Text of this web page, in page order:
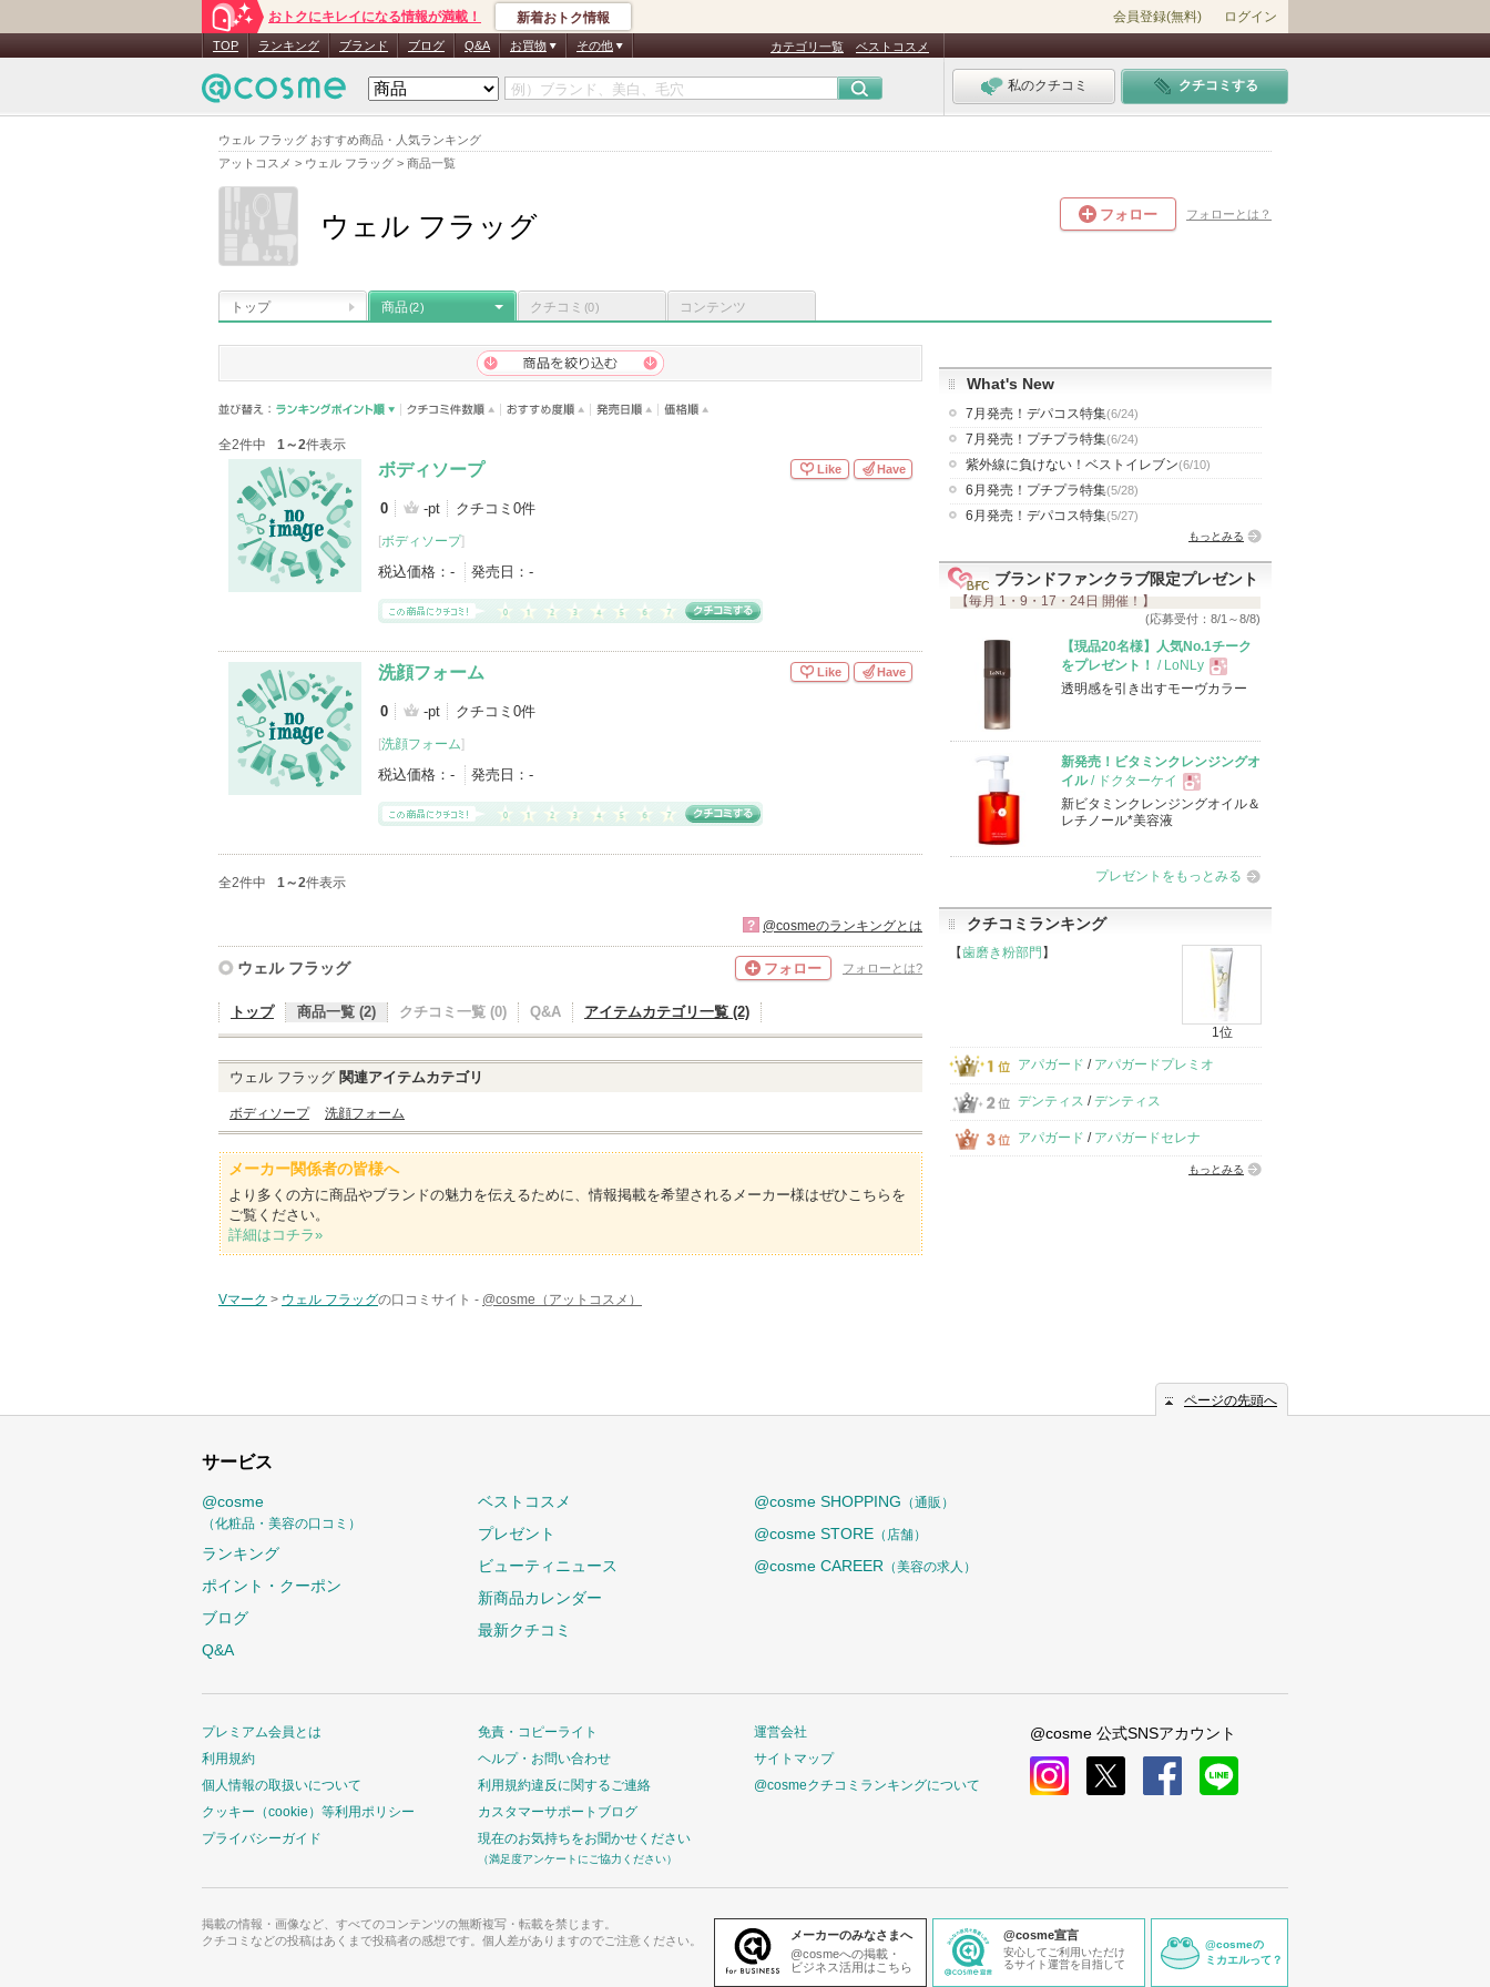
ウェル フラッグ おすすめ商品・人気ランキング
アットコスメ > ウェル フラッグ > 商品一覧
おトクにキレイになる情報が満載！ 新着おトク情報 会員登録(無料) ログイン
TOP ランキング ブランド ブログ Q&A お買物 その他 カテゴリ一覧 ベストコスメ
私のクチコミ クチコミする
ウェル フラッグ フォロー フォローとは？
トップ 商品(2) クチコミ (0) コンテンツ
全2件中 1～2件表示
ボディソープ
0 -pt クチコミ0件
[ボディソープ]
税込価格： - 発売日： -
Like Have
洗顔フォーム
0 -pt クチコミ0件
[洗顔フォーム]
税込価格： - 発売日： -
Like Have
全2件中 1～2件表示
? @cosmeのランキングとは
ウェル フラッグ フォロー フォローとは?
トップ 商品一覧 (2) クチコミ一覧 (0) Q&A アイテムカテゴリ一覧 (2)
ウェル フラッグ 関連アイテムカテゴリ
ボディソープ 洗顔フォーム
メーカー関係者の皆様へ
より多くの方に商品やブランドの魅力を伝えるために、情報掲載を希望されるメーカー様はぜひこちらを
ご覧ください。
詳細はコチラ»
Vマーク > ウェル フラッグの口コミサイト - @cosme（アットコスメ）
What's New
7月発売！デパコス特集(6/24)
7月発売！プチプラ特集(6/24)
紫外線に負けない！ベストイレブン(6/10)
6月発売！プチプラ特集(5/28)
6月発売！デパコス特集(5/27)
もっとみる
ブランドファンクラブ限定プレゼント
【毎月 1・9・17・24日 開催！】
(応募受付：8/1～8/8)
【現品20名様】人気No.1チーク
をプレゼント！
/ LoNLy
現
品
透明感を引き出すモーヴカラー
新発売！ビタミンクレンジングオ
イル/ ドクターケイ
現
新ビタミンクレンジングオイル＆
レチノール*美容液
プレゼントをもっとみる
クチコミランキング
【歯磨き粉部門 】
1位
アパガード / アパガードプレミオ
デンティス /デンティス
アパガード / アパガードセレナ
もっとみる
ページの先頭へ
サービス
@cosme
（化粧品・美容の口コミ）
ランキング
ポイント・クーポン
ブログ
Q&A
ベストコスメ
プレゼント
ビューティニュース
新商品カレンダー
最新クチコミ
@cosme SHOPPING （通販）
@cosme STORE （店舗）
@cosme CAREER （美容の求人）
プレミアム会員とは
利用規約
個人情報の取扱いについて
クッキー（cookie）等利用ポリシー
プライバシーガイド
免責・コピーライト
ヘルプ・お問い合わせ
利用規約違反に関するご連絡
カスタマーサポートブログ
現在のお気持ちをお聞かせください
（満足度アンケートにご協力ください）
運営会社
サイトマップ
@cosmeクチコミランキングについて
@cosme 公式SNSアカウント
掲載の情報・画像など、すべてのコンテンツの無断複写・転載を禁じます。
クチコミなどの投稿はあくまで投稿者の感想です。個人差がありますのでご注意ください。
メーカーのみなさまへ
@cosmeへの掲載・
ビジネス活用はこちら
@cosme宣言
安心してご利用いただけ
るサイト運営を目指して
@cosmeの
ミカエルって？